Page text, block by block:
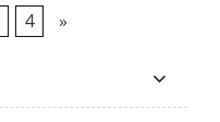
4 »